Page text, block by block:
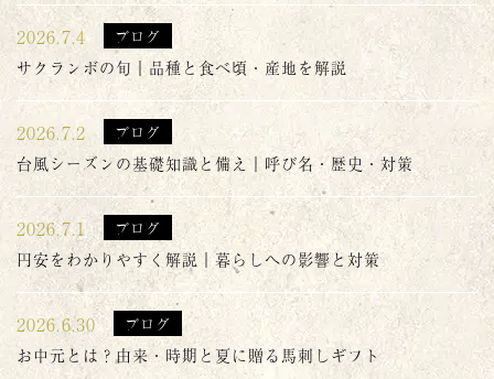
2026.7.4 ブログ
サクランボの旬｜品種と食べ頃・産地を解説
2026.7.2 ブログ
台風シーズンの基礎知識と備え｜呼び名・歴史・対策
2026.7.1 ブログ
円安をわかりやすく解説｜暮らしへの影響と対策
2026.6.30 ブログ
お中元とは？由来・時期と夏に贈る馬刺しギフト